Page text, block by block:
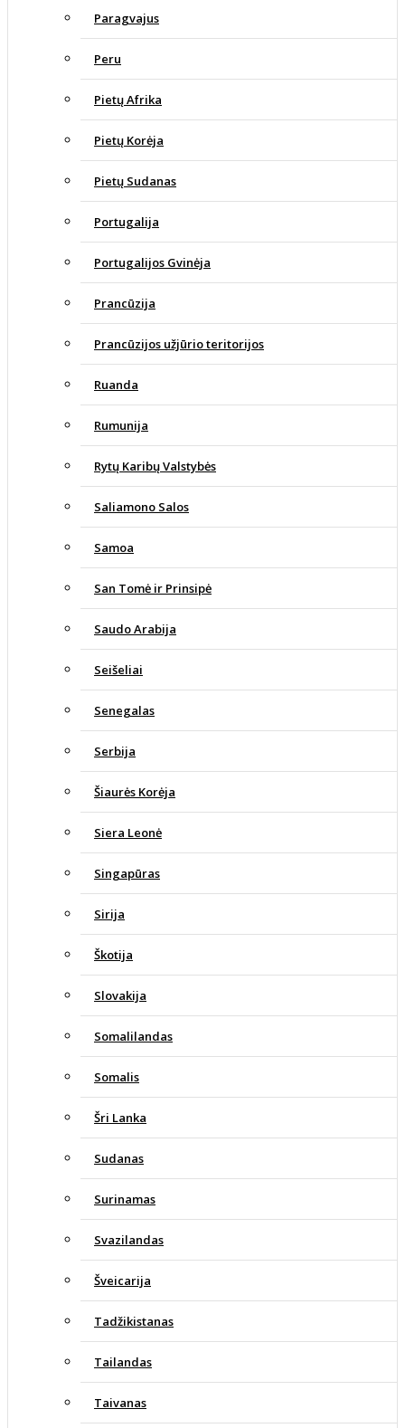
Paragvajus
Peru
Pietų Afrika
Pietų Korėja
Pietų Sudanas
Portugalija
Portugalijos Gvinėja
Prancūzija
Prancūzijos užjūrio teritorijos
Ruanda
Rumunija
Rytų Karibų Valstybės
Saliamono Salos
Samoa
San Tomė ir Prinsipė
Saudo Arabija
Seišeliai
Senegalas
Serbija
Šiaurės Korėja
Siera Leonė
Singapūras
Sirija
Škotija
Slovakija
Somalilandas
Somalis
Šri Lanka
Sudanas
Surinamas
Svazilandas
Šveicarija
Tadžikistanas
Tailandas
Taivanas